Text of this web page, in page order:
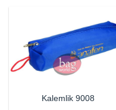
Kalemlik 9008